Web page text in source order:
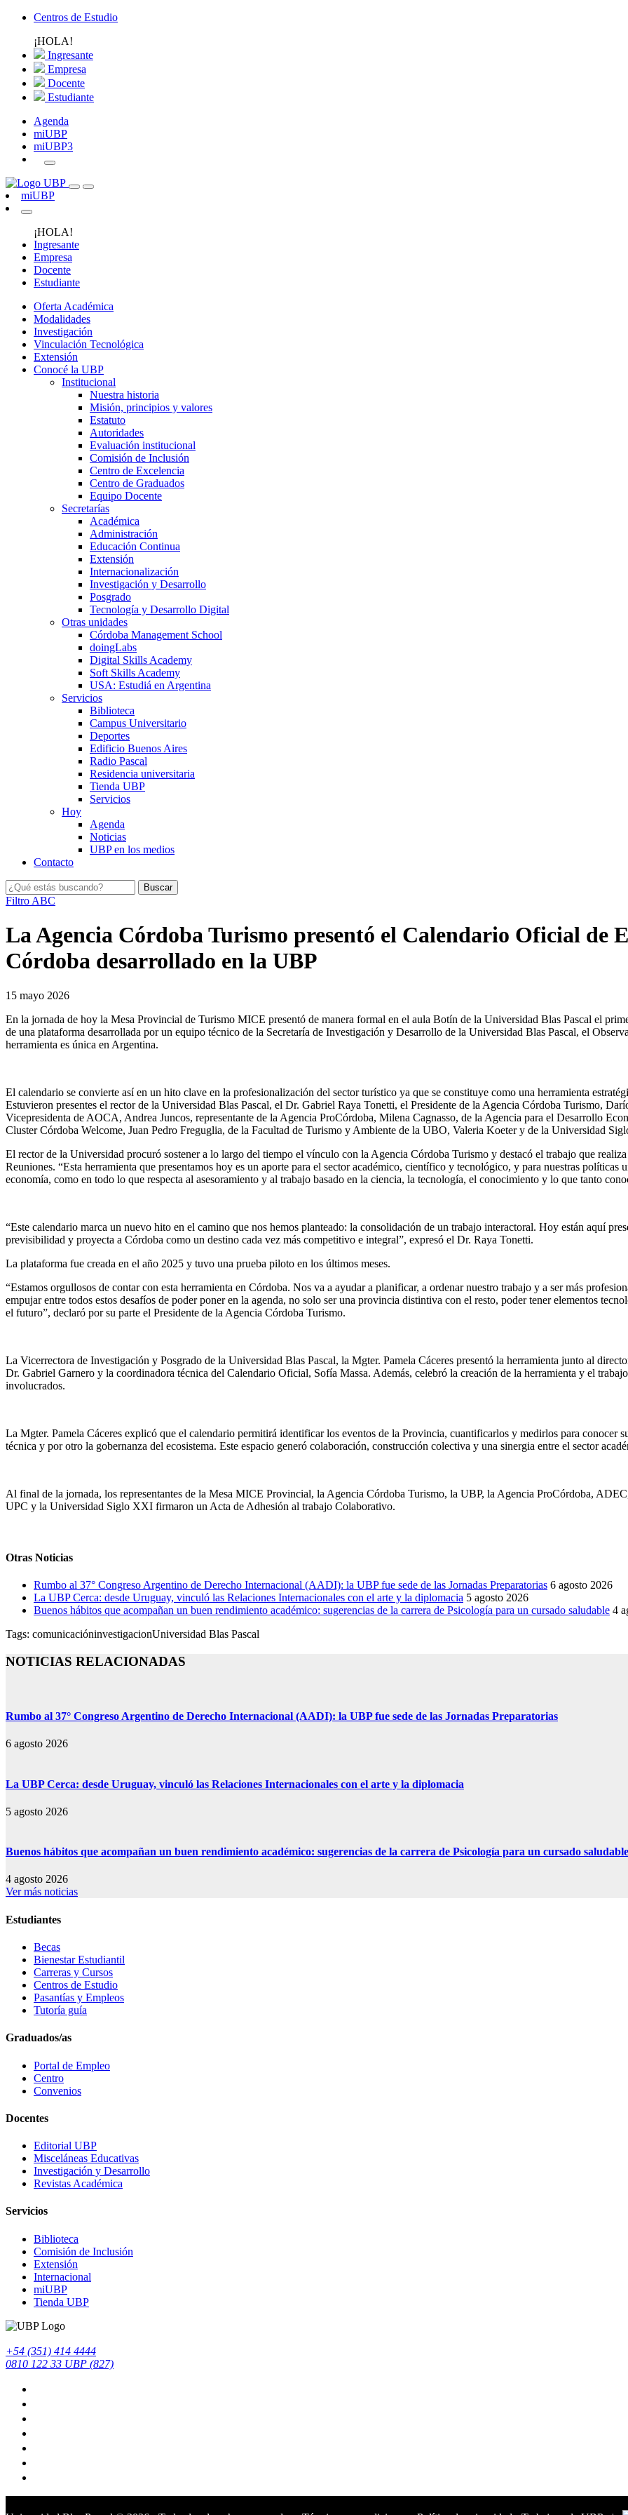
Centros de Estudio
¡HOLA!
Ingresante
Empresa
Docente
Estudiante
Agenda
miUBP
miUBP3
miUBP
¡HOLA!
Ingresante
Empresa
Docente
Estudiante
Oferta Académica
Modalidades
Investigación
Vinculación Tecnológica
Extensión
Conocé la UBP
Institucional
Nuestra historia
Misión, principios y valores
Estatuto
Autoridades
Evaluación institucional
Comisión de Inclusión
Centro de Excelencia
Centro de Graduados
Equipo Docente
Secretarías
Académica
Administración
Educación Continua
Extensión
Internacionalización
Investigación y Desarrollo
Posgrado
Tecnología y Desarrollo Digital
Otras unidades
Córdoba Management School
doingLabs
Digital Skills Academy
Soft Skills Academy
USA: Estudiá en Argentina
Servicios
Biblioteca
Campus Universitario
Deportes
Edificio Buenos Aires
Radio Pascal
Residencia universitaria
Tienda UBP
Servicios
Hoy
Agenda
Noticias
UBP en los medios
Contacto
Filtro ABC
La Agencia Córdoba Turismo presentó el Calendario Oficial de
Córdoba desarrollado en la UBP
15 mayo 2026
En la jornada de hoy la Mesa Provincial de Turismo MICE presentó de manera formal en el aula Botín de la Universidad Blas Pascal el
de una plataforma desarrollada por un equipo técnico de la Secretaría de Investigación y Desarrollo de la Universidad Blas Pascal, el
herramienta es única en Argentina.
El calendario se convierte así en un hito clave en la profesionalización del sector turístico ya que se constituye como una herramienta
Estuvieron presentes el rector de la Universidad Blas Pascal, el Dr. Gabriel Raya Tonetti, el Presidente de la Agencia Córdoba Turismo,
Vicepresidenta de AOCA, Andrea Juncos, representante de la Agencia ProCórdoba, Milena Cagnasso, de la Agencia para el Desarrollo
Cluster Córdoba Welcome, Juan Pedro Freguglia, de la Facultad de Turismo y Ambiente de la UBO, Valeria Koeter y de la Universidad
El rector de la Universidad procuró sostener a lo largo del tiempo el vínculo con la Agencia Córdoba Turismo y destacó el trabajo que
Reuniones. “Esta herramienta que presentamos hoy es un aporte para el sector académico, científico y tecnológico, y para nuestras políticas
economía, como en todo lo que respecta al asesoramiento y al trabajo basado en la ciencia, la tecnología, el conocimiento y lo que tanto
“Este calendario marca un nuevo hito en el camino que nos hemos planteado: la consolidación de un trabajo interactoral. Hoy están aquí
previsibilidad y proyecta a Córdoba como un destino cada vez más competitivo e integral”, expresó el Dr. Raya Tonetti.
La plataforma fue creada en el año 2025 y tuvo una prueba piloto en los últimos meses.
“Estamos orgullosos de contar con esta herramienta en Córdoba. Nos va a ayudar a planificar, a ordenar nuestro trabajo y a ser más
empujar entre todos estos desafíos de poder poner en la agenda, no solo ser una provincia distintiva con el resto, poder tener elementos
el futuro”, declaró por su parte el Presidente de la Agencia Córdoba Turismo.
La Vicerrectora de Investigación y Posgrado de la Universidad Blas Pascal, la Mgter. Pamela Cáceres presentó la herramienta junto al
Dr. Gabriel Garnero y la coordinadora técnica del Calendario Oficial, Sofía Massa. Además, celebró la creación de la herramienta y el
involucrados.
La Mgter. Pamela Cáceres explicó que el calendario permitirá identificar los eventos de la Provincia, cuantificarlos y medirlos para conocer
técnica y por otro la gobernanza del ecosistema. Este espacio generó colaboración, construcción colectiva y una sinergia entre el sector
Al final de la jornada, los representantes de la Mesa MICE Provincial, la Agencia Córdoba Turismo, la UBP, la Agencia ProCórdoba,
UPC y la Universidad Siglo XXI firmaron un Acta de Adhesión al trabajo Colaborativo.
Otras Noticias
Rumbo al 37° Congreso Argentino de Derecho Internacional (AADI): la UBP fue sede de las Jornadas Preparatorias 6 agosto 2026
La UBP Cerca: desde Uruguay, vinculó las Relaciones Internacionales con el arte y la diplomacia 5 agosto 2026
Buenos hábitos que acompañan un buen rendimiento académico: sugerencias de la carrera de Psicología para un cursado saludable 4
Tags: comunicacióninvestigacionUniversidad Blas Pascal
NOTICIAS RELACIONADAS
Rumbo al 37° Congreso Argentino de Derecho Internacional (AADI): la UBP fue sede de las Jornadas Preparatorias
6 agosto 2026
La UBP Cerca: desde Uruguay, vinculó las Relaciones Internacionales con el arte y la diplomacia
5 agosto 2026
Buenos hábitos que acompañan un buen rendimiento académico: sugerencias de la carrera de Psicología para un cursado saludable
4 agosto 2026
Ver más noticias
Estudiantes
Becas
Bienestar Estudiantil
Carreras y Cursos
Centros de Estudio
Pasantías y Empleos
Tutoría guía
Graduados/as
Portal de Empleo
Centro
Convenios
Docentes
Editorial UBP
Misceláneas Educativas
Investigación y Desarrollo
Revistas Académica
Servicios
Biblioteca
Comisión de Inclusión
Extensión
Internacional
miUBP
Tienda UBP
+54 (351) 414 4444
0810 122 33 UBP (827)